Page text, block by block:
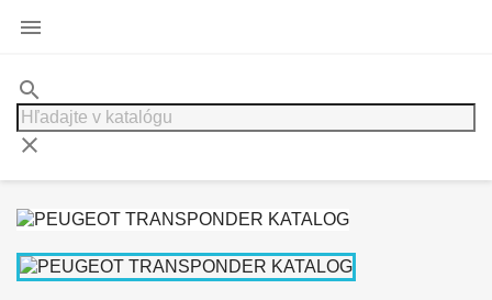

search
clear